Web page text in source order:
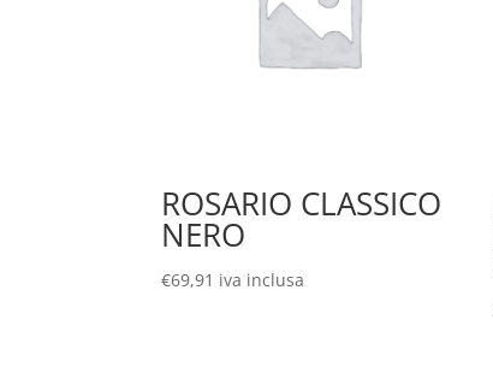
ROSARIO CLASSICO
NERO
€69,91 iva inclusa